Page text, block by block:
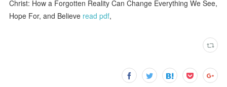
Christ: How a Forgotten Reality Can Change Everything We See,
Hope For, and Believe read pdf,